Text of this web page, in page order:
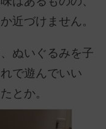
近づけません。
ぬいぐるみを子
で遊んでいい
とか。